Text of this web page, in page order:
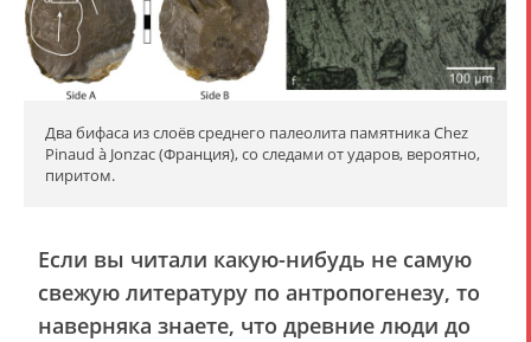
Два бифаса из слоёв среднего палеолита памятника Chez
Pinaud à Jonzac (Франция), со следами от ударов, вероятно,
пиритом.
Если вы читали какую-нибудь не самую
свежую литературу по антропогенезу, то
наверняка знаете, что древние люди до